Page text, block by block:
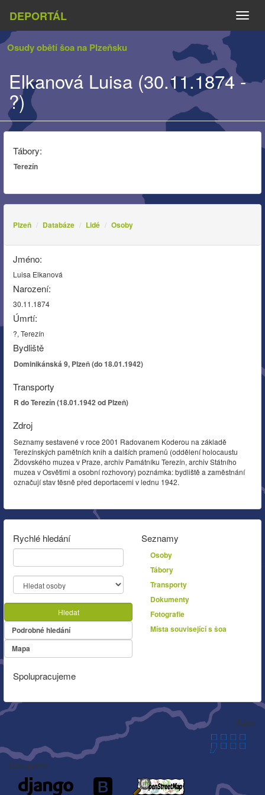
DEPORTÁL
Osudy obětí šoa na Plzeňsku
Elkanová Luisa (30.11.1874 -
?)
Tábory:
Terezín
Plzeň Databáze Lidé Osoby
Jméno:
Luisa Elkanová
Narození:
30.11.1874
Úmrtí:
?, Terezín
Bydliště
Dominikánská 9, Plzeň (do 18.01.1942)
Transporty
R do Terezín (18.01.1942 od Plzeň)
Zdroj
Seznamy sestavené v roce 2001 Radovanem Koderou na základě
Terezínských pamětních knih a dalších pramenů (oddělení holocaustu
Židovského muzea v Praze, archiv Památníku Terezín, archiv Státního
muzea v Osvětimi a osobní rozhovory) poznámka: bydliště a zaměstnání
označují stav těsně před deportacemi v lednu 1942.
Rychlé hledání
Hledat
Podrobné hledání
Mapa
Seznamy
Osoby
Tábory
Transporty
Dokumenty
Fotografie
Místa související s šoa
Spolupracujeme
Autor
Děkujeme